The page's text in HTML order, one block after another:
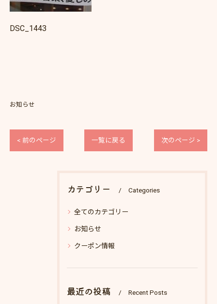
DSC_1443
お知らせ
< 前のページ 一覧に戻る 次のページ >
カテゴリー Categories
全てのカテゴリー
お知らせ
クーポン情報
最近の投稿 Recent Posts